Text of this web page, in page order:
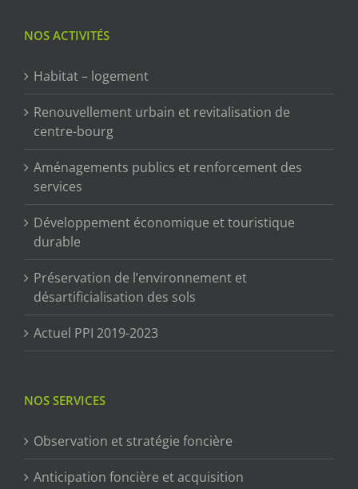
NOS ACTIVITÉS
Habitat – logement
Renouvellement urbain et revitalisation de
centre-bourg
Aménagements publics et renforcement des
services
Développement économique et touristique
durable
Préservation de l’environnement et
désartificialisation des sols
Actuel PPI 2019-2023
NOS SERVICES
Observation et stratégie foncière
Anticipation foncière et acquisition